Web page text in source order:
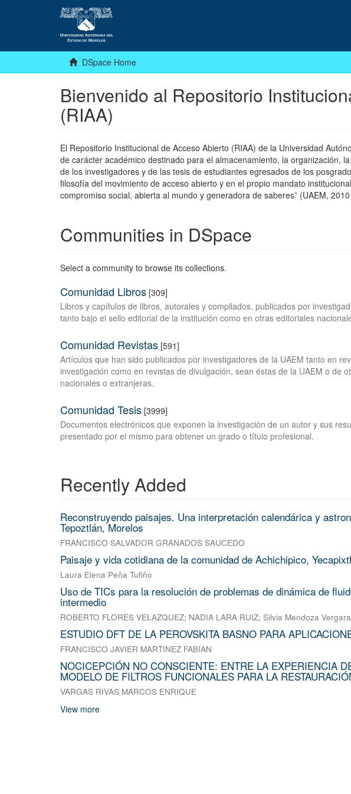
DSpace Home
Bienvenido al Repositorio
(RIAA)
El Repositorio Institucional de Acceso Abierto (RIAA) de la Universidad
de carácter académico destinado para el almacenamiento, la organización,
de los investigadores y de las tesis de estudiantes egresados de los
filosofía del movimiento de acceso abierto y en el propio mandato
compromiso social, abierta al mundo y generadora de saberes” (UAEM,
Communities in DSpace
Select a community to browse its collections.
Comunidad Libros [309]
Libros y capítulos de libros, autorales y compilados, publicados por
tanto bajo el sello editorial de la institución como en otras editoriales
Comunidad Revistas [591]
Artículos que han sido publicados por investigadores de la UAEM tanto en
investigación como en revistas de divulgación, sean éstas de la UAEM o de
nacionales o extranjeras.
Comunidad Tesis [3999]
Documentos electrónicos que exponen la investigación de un autor y sus
presentado por el mismo para obtener un grado o título profesional.
Recently Added
Reconstruyendo paisajes. Una interpretación calendárica y
Tepoztlán, Morelos
FRANCISCO SALVADOR GRANADOS SAUCEDO
Paisaje y vida cotidiana de la comunidad de Achichipico,
Laura Elena Peña Tufiño
Uso de TICs para la resolución de problemas de dinámica de
intermedio
ROBERTO FLORES VELAZQUEZ; NADIA LARA RUIZ; Silvia Mendoza Vergara
ESTUDIO DFT DE LA PEROVSKITA BASNO PARA
FRANCISCO JAVIER MARTINEZ FABIAN
NOCICEPCIÓN NO CONSCIENTE: ENTRE LA EXPERIENCIA
MODELO DE FILTROS FUNCIONALES PARA LA
VARGAS RIVAS MARCOS ENRIQUE
View more